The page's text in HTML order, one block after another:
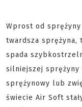
Wprost od
twardsza
spada
silniejszej
sprężynowy lub
świecie Air Soft